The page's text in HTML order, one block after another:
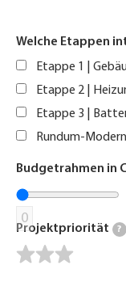
Welche Etappen
Etappe 1 |
Etappe 2 |
Etappe 3 |
Rundum-
Budgetrahmen in
0
Projektpriorität ?